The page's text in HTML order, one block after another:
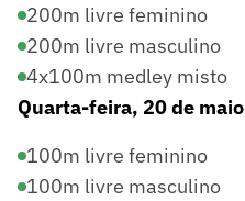
200m livre feminino
200m livre masculino
4x100m medley misto
Quarta-feira, 20 de maio
100m livre feminino
100m livre masculino